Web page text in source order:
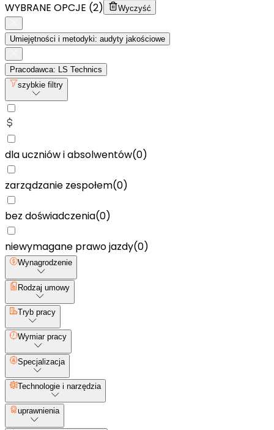
WYBRANE OPCJE (2) Wyczyść
Umiejętności i metodyki: audyty jakościowe
Pracodawca: LS Technics
szybkie filtry
dla uczniów i absolwentów(0)
zarządzanie zespołem(0)
bez doświadczenia(0)
niewymagane prawo jazdy(0)
Wynagrodzenie
Rodzaj umowy
Tryb pracy
Wymiar pracy
Specjalizacja
Technologie i narzędzia
uprawnienia